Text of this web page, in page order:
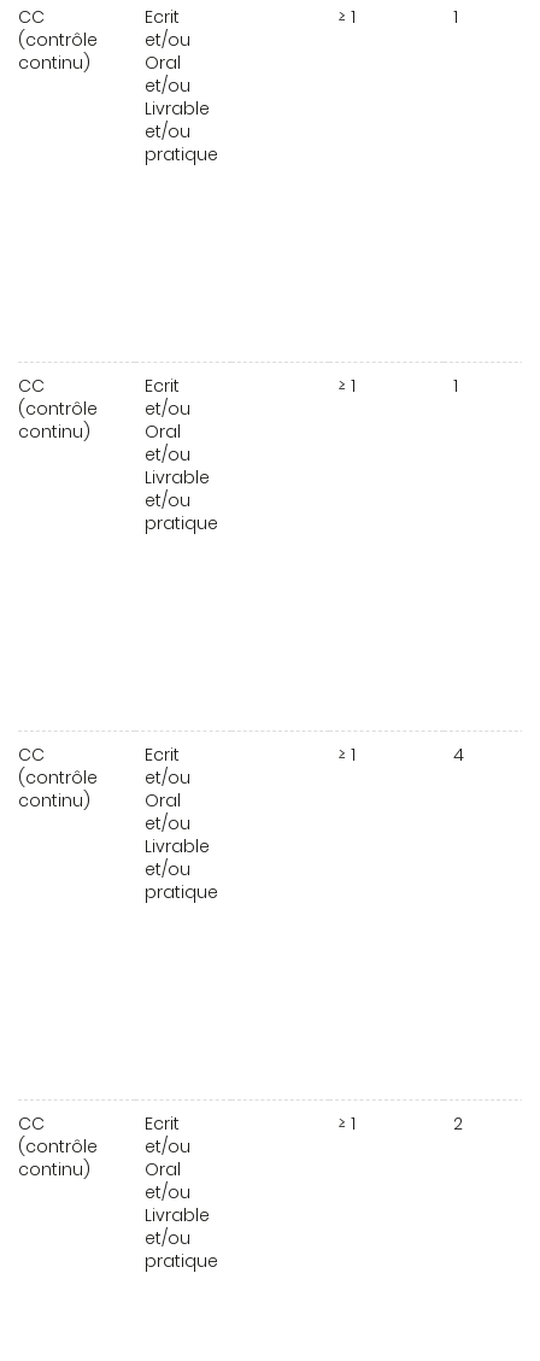
CC
(contrôle
continu)
Ecrit
et/ou
Oral
et/ou
Livrable
et/ou
pratique
≥ 1 1
CC
(contrôle
continu)
Ecrit
et/ou
Oral
et/ou
Livrable
et/ou
pratique
≥ 1 1
CC
(contrôle
continu)
Ecrit
et/ou
Oral
et/ou
Livrable
et/ou
pratique
≥ 1 4
CC
(contrôle
continu)
Ecrit
et/ou
Oral
et/ou
Livrable
et/ou
pratique
≥ 1 2